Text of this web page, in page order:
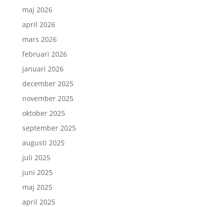
maj 2026
april 2026
mars 2026
februari 2026
januari 2026
december 2025
november 2025
oktober 2025
september 2025
augusti 2025
juli 2025
juni 2025
maj 2025
april 2025